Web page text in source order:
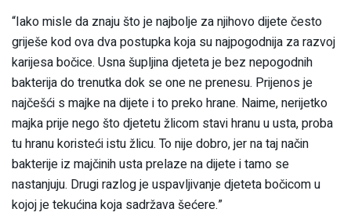
“Iako misle da znaju što je najbolje za njihovo dijete često
griješe kod ova dva postupka koja su najpogodnija za razvoj
karijesa bočice. Usna šupljina djeteta je bez nepogodnih
bakterija do trenutka dok se one ne prenesu. Prijenos je
najčešći s majke na dijete i to preko hrane. Naime, nerijetko
majka prije nego što djetetu žlicom stavi hranu u usta, proba
tu hranu koristeći istu žlicu. To nije dobro, jer na taj način
bakterije iz majčinih usta prelaze na dijete i tamo se
nastanjuju. Drugi razlog je uspavljivanje djeteta bočicom u
kojoj je tekućina koja sadržava šećere.”